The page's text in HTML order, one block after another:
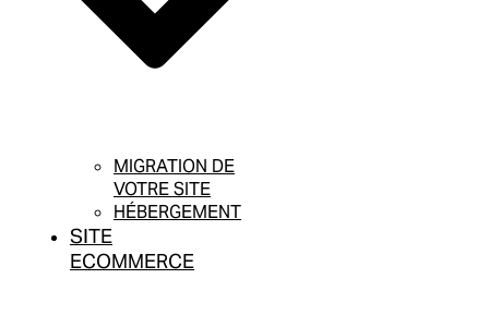
MIGRATION DE
VOTRE SITE
HÉBERGEMENT
SITE
ECOMMERCE